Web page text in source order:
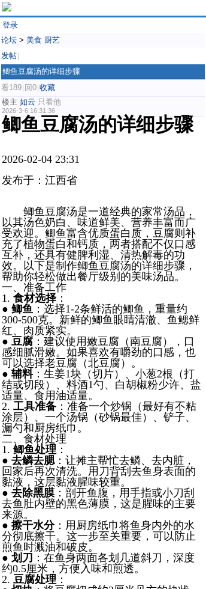
登录
论坛 > 美食 厨艺
发帖
鲫鱼豆腐汤的详细步骤
看189 回0 收藏
楼主 如云 只看他
2026-3-6 16:31:36
鲫鱼豆腐汤的详细步骤
2026-02-04 23:31
发布于：江西省
鲫鱼豆腐汤是一道经典的家常汤品，
以其汤色奶白、味道鲜美、营养丰富而广
受欢迎。鲫鱼富含优质蛋白质，豆腐则补
充了植物蛋白和钙质，两者搭配不仅口感
互补，还具有健脾利湿、清热解毒的功
效。以下是制作鲫鱼豆腐汤的详细步骤，
帮助你轻松做出餐厅级别的美味汤品。
一、准备工作
1. 食材选择 ：
● 鲫鱼 ：选择1-2条鲜活的鲫鱼，重量约
300-500克。新鲜的鲫鱼眼睛清澈、鱼鳃鲜
红、肉质紧实。
● 豆腐 ：建议使用嫩豆腐（南豆腐），口
感细腻滑嫩。如果喜欢有嚼劲的口感，也
可以选择老豆腐（北豆腐）。
● 辅料：生姜1块（切片）、小葱2根（打
结或切段）、料酒1勺、白胡椒粉少许、盐
适量、食用油适量。
2. 工具准备 ：准备一个炒锅（最好有不粘
涂层）、一个汤锅（砂锅最佳）、铲子、
漏勺和厨房纸巾。
二、食材处理
1. 鲫鱼处理 ：
● 去鳞去腮：让摊主帮忙去鳞、去内脏，
回家后再次清洗。用刀背刮去鱼身表面的
黏液，这层黏液腥味较重。
● 去除黑膜：剖开鱼腹，用手指或小刀刮
去鱼肚内壁的黑色薄膜，这是腥味的主要
来源。
● 擦干水分：用厨房纸巾将鱼身内外的水
分彻底擦干。这一步至关重要，可以防止
煎鱼时溅油和破皮。
● 划刀 ：在鱼身两面各划几道斜刀，深度
约0.5厘米，方便入味和煎透。
2. 豆腐处理 ：